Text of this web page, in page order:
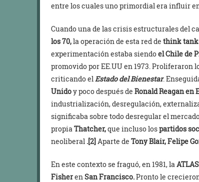
entre los cuales uno primordial era influir
Cuando una de las crisis estructurales del
los 70,la operación de esta red de think
experimentación estaba siendoel Chile de
promovido por EE.UU en 1973.
criticando el Estado del Bienestar.
Unidoy poco después de Ronald Reagan en
industrialización, desregulación,
significaba sobre todo desregular el
propia Thatcher,que incluso lospartidos
neoliberal .[2] Aparte de Tony Blair, Felipe
En este contexto se fraguó, en 1981, la
Fisheren San Francisco.Pronto le